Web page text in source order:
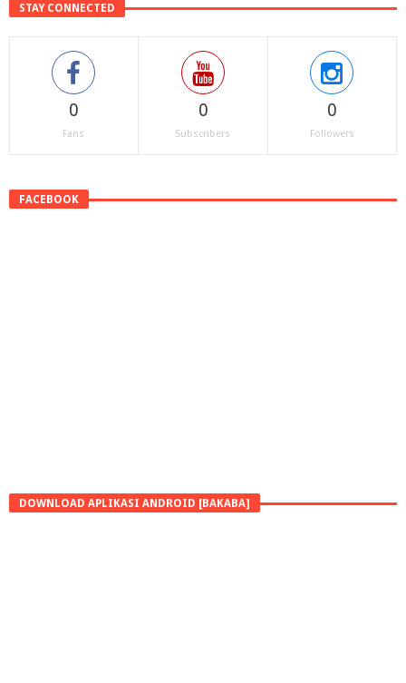
STAY CONNECTED
0
Fans
0
Subscribers
0
Followers
FACEBOOK
DOWNLOAD APLIKASI ANDROID [BAKABA]